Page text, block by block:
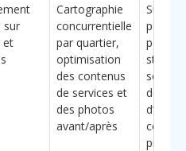
sur
et
Cartographie
concurrentielle
par quartier,
optimisation
des contenus
de services et
des photos
avant/après
Suivi
pour
d’un
précis